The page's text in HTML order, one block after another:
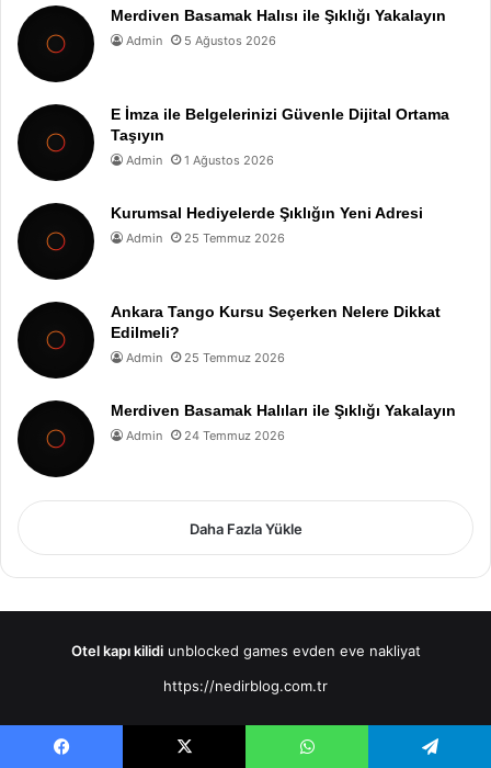
Merdiven Basamak Halısı ile Şıklığı Yakalayın
Admin 5 Ağustos 2026
E İmza ile Belgelerinizi Güvenle Dijital Ortama
Taşıyın
Admin 1 Ağustos 2026
Kurumsal Hediyelerde Şıklığın Yeni Adresi
Admin 25 Temmuz 2026
Ankara Tango Kursu Seçerken Nelere Dikkat
Edilmeli?
Admin 25 Temmuz 2026
Merdiven Basamak Halıları ile Şıklığı Yakalayın
Admin 24 Temmuz 2026
Daha Fazla Yükle
Otel kapı kilidi unblocked games evden eve nakliyat
https://nedirblog.com.tr